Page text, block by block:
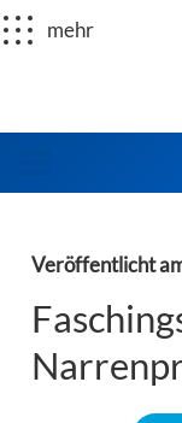
mehr
Veröffentlicht